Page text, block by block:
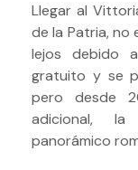
Llegar al
de la Patria, no
lejos debido
gratuito y se
pero desde
adicional, la
panorámico